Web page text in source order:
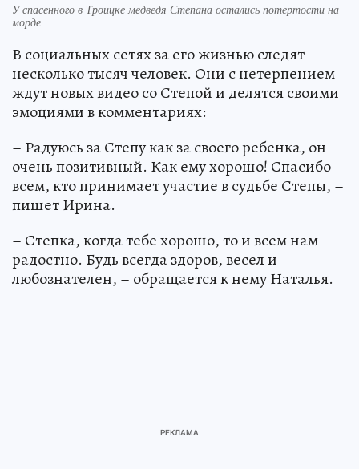
У спасенного в Троицке медведя Степана остались потертости на
морде
В социальных сетях за его жизнью следят
несколько тысяч человек. Они с нетерпением
ждут новых видео со Степой и делятся своими
эмоциями в комментариях:
– Радуюсь за Степу как за своего ребенка, он
очень позитивный. Как ему хорошо! Спасибо
всем, кто принимает участие в судьбе Степы, –
пишет Ирина.
– Степка, когда тебе хорошо, то и всем нам
радостно. Будь всегда здоров, весел и
любознателен, – обращается к нему Наталья.